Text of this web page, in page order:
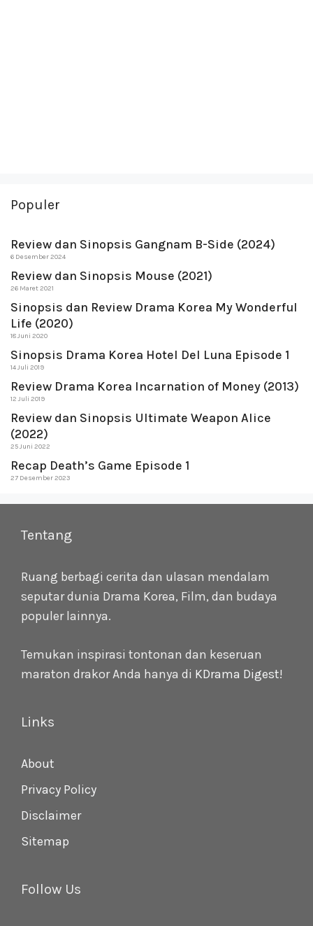
Populer
Review dan Sinopsis Gangnam B-Side (2024)
6 Desember 2024
Review dan Sinopsis Mouse (2021)
26 Maret 2021
Sinopsis dan Review Drama Korea My Wonderful
Life (2020)
18 Juni 2020
Sinopsis Drama Korea Hotel Del Luna Episode 1
14 Juli 2019
Review Drama Korea Incarnation of Money (2013)
12 Juli 2019
Review dan Sinopsis Ultimate Weapon Alice
(2022)
25 Juni 2022
Recap Death’s Game Episode 1
27 Desember 2023
Tentang
Ruang berbagi cerita dan ulasan mendalam
seputar dunia Drama Korea, Film, dan budaya
populer lainnya.
Temukan inspirasi tontonan dan keseruan
maraton drakor Anda hanya di KDrama Digest!
Links
About
Privacy Policy
Disclaimer
Sitemap
Follow Us